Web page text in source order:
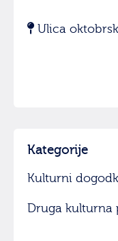
Ulica
Kategorije
Kulturni
Druga kulturna